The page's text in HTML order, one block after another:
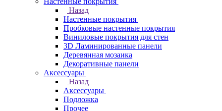
Назад
Настенные покрытия
Пробковые настенные покрытия
Виниловые покрытия для стен
3D Ламинированные панели
Деревянная мозаика
Декоративные панели
Аксессуары
Назад
Аксессуары
Подложка
Прочее